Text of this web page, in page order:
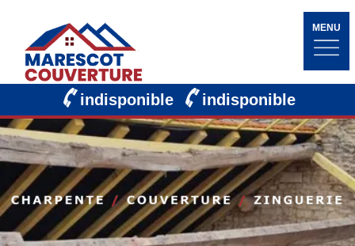
MENU
indisponible indisponible